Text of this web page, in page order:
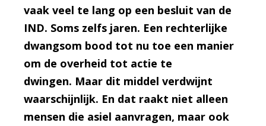
vaak veel te lang op een besluit van de
IND. Soms zelfs jaren. Een rechterlijke
dwangsom bood tot nu toe een manier
om de overheid tot actie te
dwingen. Maar dit middel verdwijnt
waarschijnlijk. En dat raakt niet alleen
mensen die asiel aanvragen, maar ook